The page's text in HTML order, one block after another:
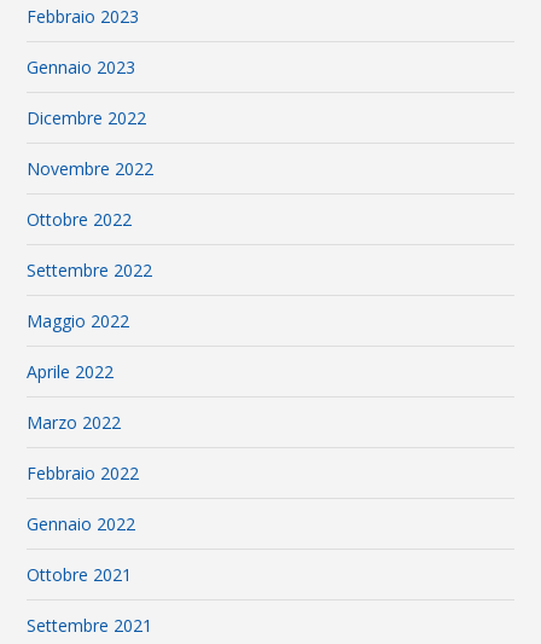
Febbraio 2023
Gennaio 2023
Dicembre 2022
Novembre 2022
Ottobre 2022
Settembre 2022
Maggio 2022
Aprile 2022
Marzo 2022
Febbraio 2022
Gennaio 2022
Ottobre 2021
Settembre 2021